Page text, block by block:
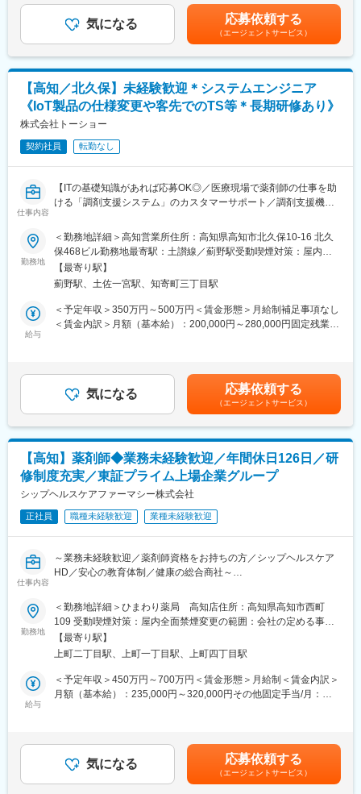
・単純なモノ売りではなく、クライアントの想いや熱意が形にな
るよう商品化に向けて伴走できるのはOEMメーカーならではのや
りがいです。
・依頼を頂く所から製品の開発、製造過程での調整、納品までの
スケジュール管理まで一貫して携わるため、自分自身が携わった
製品が世の中に流通されたときは大きな達成感を感じます。
【主要取引先】
ユニチャーム／コーセー／マンダム／資生堂／花王／ライオン／
小林製薬／大王製紙／大日本印刷ほか国内トップクラスの大手化
変更の範囲：会社の定める業務
お客様からの相談段階から、最終的に製品としてできたものを届
けるまでの一連の業務をお任せします。
・お客様からオーダー頂いた製品をターゲットの客層に合わせて
・量産化に向けた試作や製造部門との連携
・見積作成、納期調整、契約締結など
・メンバーの育成、フォロー等のマネジメント業務
※製品設計について
CAD等のスキルは不要で主にExcelなどを使用して社内指示の書類
作成を対応いただきます。
■業務の特徴
・本社では、既存のお客様の受注対応がメインです。取引先の開
拓などはございません。
す。
・企画の多くはお客様から依頼をいただきますが、時には「社内
技術から生まれる新製品」をお客様に提案し弊社で製造、お客様
の製品として販売していただくこともあります。
■取り扱い品目：
ポケットティッシュ、トイレットペーパー、不織布マスク、フェ
・単純なモノ売りではなく、クライアントの想いや熱意が形にな
るよう商品化に向けて伴走できるのはOEMメーカーならではのや
りがいです。
・依頼を頂く所から製品の開発、製造過程での調整、納品までの
スケジュール管理まで一貫して携わるため、自分自身が携わった
製品が世の中に流通されたときは大きな達成感を感じます。
【主要取引先】
ユニチャーム／コーセー／マンダム／資生堂／花王／ライオン／
小林製薬／大王製紙／大日本印刷ほか国内トップクラスの大手化
変更の範囲：会社の定める業務
年1回（7月）■賞与：年2回※計3ヶ月分（目安）■決算賞与（6月）
※業績による■モデル年収：部長：800万~ 課長：600~700万程度
賃金はあくまでも目安の金額であり、選考を通じて上下する可能
性があります。月給(月額)は固定手当を含めた表記です。
気になる 応募依頼する
（エージェントサービス）
【高知／北久保】未経験歓迎＊システムエンジニア
《IoT製品の仕様変更や客先でのTS等＊長期研修あり》
株式会社トーショー
契約社員 転勤なし
仕事内容
【ITの基礎知識があれば応募OK◎／医療現場で薬剤師の仕事を助
ける「調剤支援システム」のカスタマーサポート／調剤支援機
【はじめに】
当ポジションは自社販売している大型IoT製品や薬剤システムの運
用～保守を担うシステムエンジニア職となっております。未経験
からチャレンジできる事に加えて、メーカー直雇用という貴重な
求人となっております。IT領域へキャリアチェンジされたい方歓
迎しております！
るため、社内でのデスクワークが6割、お客様先での業務が4割ほ
どとなります。また、外部のITベンダーとの打ち合わせ等もある
ため、関係者が多いのも当職種の特徴の一つとなります。
ます。
【ポジションの魅力】
・長期間の研修を用意しているため職種未経験＆技術的な知識が
全く無い方でも立ち上りが可能となっております。
・業界トップクラスの調剤システムやIoT製品を扱っており、業務
を通して最新の技術に触れることが可能です。
・正社員登用は前提の採用です。就業態度に問題がなければ原則
登用となり、業界トップクラスシェアを誇る優良企業の正社員と
して安定就業が可能です。（登用率98%、試験ノルマなし）
【同社の魅力】
◆医療業界に貢献：
最新のIoT技術に注力しており、これまで人の手でアナログに行わ
れていた薬剤管理を、全自動で管理、調整、計測、分包まで対応
ない医療現場の安心安全や、医療従事者の負担軽減に大きく貢献
しています。
顧客からいかにシェアを獲得するか試行錯誤する面白さがありま
す。
勤務地
＜勤務地詳細＞高知営業所住所：高知県高知市北久保10-16 北久
保468ビル勤務地最寄駅：土讃線／薊野駅受動喫煙対策：屋内全
面禁煙変更の範囲：会社の定める事業所（リモートワーク含む）
【最寄り駅】
薊野駅、土佐一宮駅、知寄町三丁目駅
給与
＜予定年収＞350万円～500万円＜賃金形態＞月給制補足事項なし
＜賃金内訳＞月額（基本給）：200,000円～280,000円固定残業手
＞※給与詳細は、年齢・スキルを考慮し決定します。■昇給：年1
回■賞与：年2回賃金はあくまでも目安の金額であり、選考を通じ
て上下する可能性があります。月給(月額)は固定手当を含めた表記
です。
気になる 応募依頼する
（エージェントサービス）
【高知】薬剤師◆業務未経験歓迎／年間休日126日／研
修制度充実／東証プライム上場企業グループ
シップヘルスケアファーマシー株式会社
正社員 職種未経験歓迎 業種未経験歓迎
仕事内容
～業務未経験歓迎／薬剤師資格をお持ちの方／シップヘルスケア
HD／安心の教育体制／健康の総合商社～
■仕事内容：
処方監査、調剤、服薬支援、薬歴管理、在宅業務、OTC販売など
■診療科目：
一般内科／消化器内科／循環器内科／呼吸器内科／神経内科／脳
神経外科／整形外科／精神科・心療内科／眼科／耳鼻咽喉科／皮
膚科／泌尿器科／小児科
■当社について：
保険薬局だけでなく、有料老人ホームや訪問看護ステーションな
勤務地
＜勤務地詳細＞ひまわり薬局 高知店住所：高知県高知市西町
109 受動喫煙対策：屋内全面禁煙変更の範囲：会社の定める事業
所【最寄り駅】
上町二丁目駅、上町一丁目駅、上町四丁目駅
給与
＜予定年収＞450万円～700万円＜賃金形態＞月給制＜賃金内訳＞
月額（基本給）：235,000円～320,000円その他固定手当/月：
回（6月）■賞与：年2回（7月／12月）■決算賞与あり（業績によ
り3月に支給）■研修認定薬剤師手当：5,000円賃金はあくまでも
目安の金額であり、選考を通じて上下する可能性があります。月
気になる 応募依頼する
（エージェントサービス）